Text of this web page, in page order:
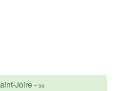
Joire- 55